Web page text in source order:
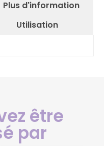
Plus d'information
Utilisation
être
par